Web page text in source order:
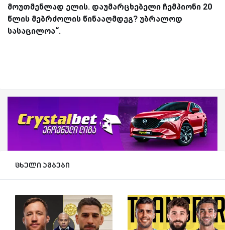
მოუთმენლად ელის. დაუმარცხებელი ჩემპიონი 20
წლის მებრძოლის წინააღმდეგ? უბრალოდ
სასაცილოა“.
ცხელი ამბები